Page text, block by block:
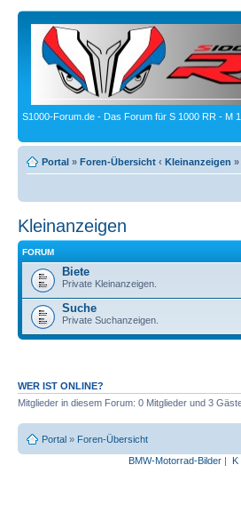
S1000-Forum.de - Das Forum für S 1000 RR - M
Portal » Foren-Übersicht ‹ Kleinanzeigen »
Kleinanzeigen
FORUM
Biete
Private Kleinanzeigen.
Suche
Private Suchanzeigen.
WER IST ONLINE?
Mitglieder in diesem Forum: 0 Mitglieder und 3
Portal » Foren-Übersicht
BMW-Motorrad-Bilder| K